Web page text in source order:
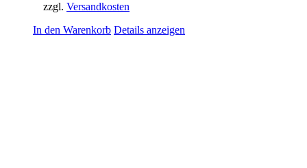
zzgl. Versandkosten
In den Warenkorb Details anzeigen